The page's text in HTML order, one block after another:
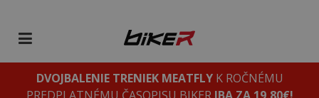
DVOJBALENIE TRENIEK MEATFLYK ROČNÉMU